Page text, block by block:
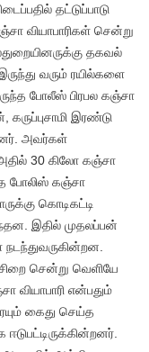
தட்டுப்பாடு
வியாபாரிகள் சென்று
தகவல்
வரும் ரயில்களை
போலீஸ் பிரபல கஞ்சா
கருப்புசாமி இரண்டு
அவர்கள்
30 கிலோ கஞ்சா
போலிஸ் கஞ்சா
கொடிகட்டி
இதில் முதலப்பன்
நடந்துவருகின்றன.
சென்று வெளியே
வியாபாரி என்பதும்
கைது செய்த